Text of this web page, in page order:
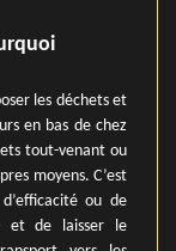
les déchets et
en bas de chez
tout-venant ou
moyens. C’est
ou de
et de laisser le